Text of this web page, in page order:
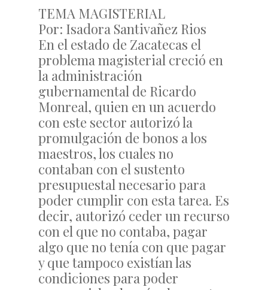
TEMA MAGISTERIAL
Por: Isadora Santivañez Rios
En el estado de Zacatecas el
problema magisterial creció en
la administración
gubernamental de Ricardo
Monreal, quien en un acuerdo
con este sector autorizó la
promulgación de bonos a los
maestros, los cuales no
contaban con el sustento
presupuestal necesario para
poder cumplir con esta tarea. Es
decir, autorizó ceder un recurso
con el que no contaba, pagar
algo que no tenía con que pagar
y que tampoco existían las
condiciones para poder